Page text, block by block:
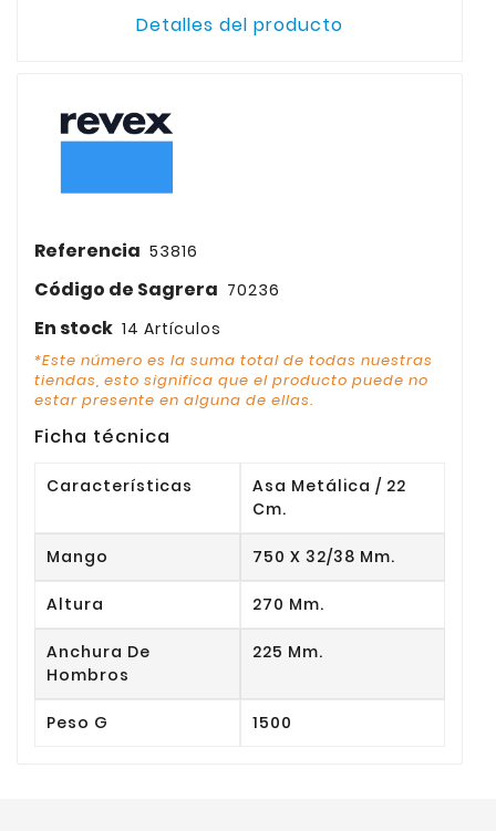
Detalles del producto
Referencia 53816
Código de Sagrera 70236
En stock 14 Artículos
*Este número es la suma total de todas nuestras
tiendas, esto significa que el producto puede no
estar presente en alguna de ellas.
Ficha técnica
Características
Asa Metálica / 22
Cm.
Mango 750 X 32/38 Mm.
Altura 270 Mm.
Anchura De
Hombros
225 Mm.
Peso G 1500